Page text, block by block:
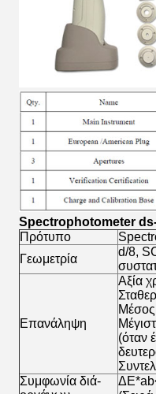
Spectrophotometer ds-
Πρότυπο
Γεωμετρία
d/8,
Επανάληψη
Αξία
(όταν
Συμφωνία διά-